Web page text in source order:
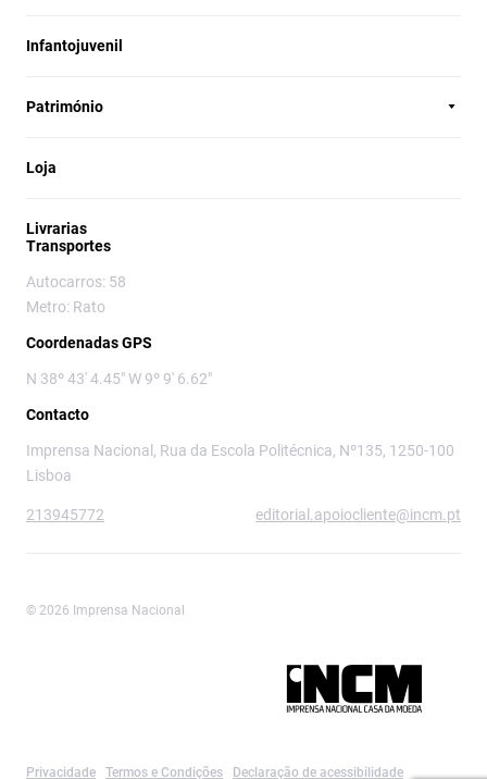
Infantojuvenil
Património
Loja
Livrarias
Transportes
Autocarros: 58
Metro: Rato
Coordenadas GPS
N 38º 43' 4.45" W 9º 9' 6.62"
Contacto
Imprensa Nacional, Rua da Escola Politécnica, Nº135, 1250-100
Lisboa
213945772 editorial.apoiocliente@incm.pt
© 2026 Imprensa Nacional
Privacidade Termos e Condições Declaração de acessibilidade